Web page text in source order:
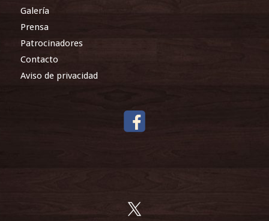
Galería
Prensa
Patrocinadores
Contacto
Aviso de privacidad